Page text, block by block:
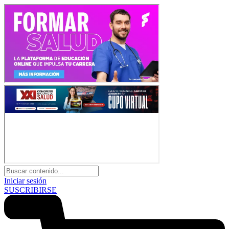
Iniciar sesión
SUSCRIBIRSE